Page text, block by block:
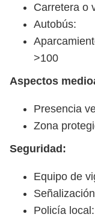
Carretera o
Autobús:
>100
Aspectos
Presencia
Zona
Seguridad:
Equipo de
Policía local: